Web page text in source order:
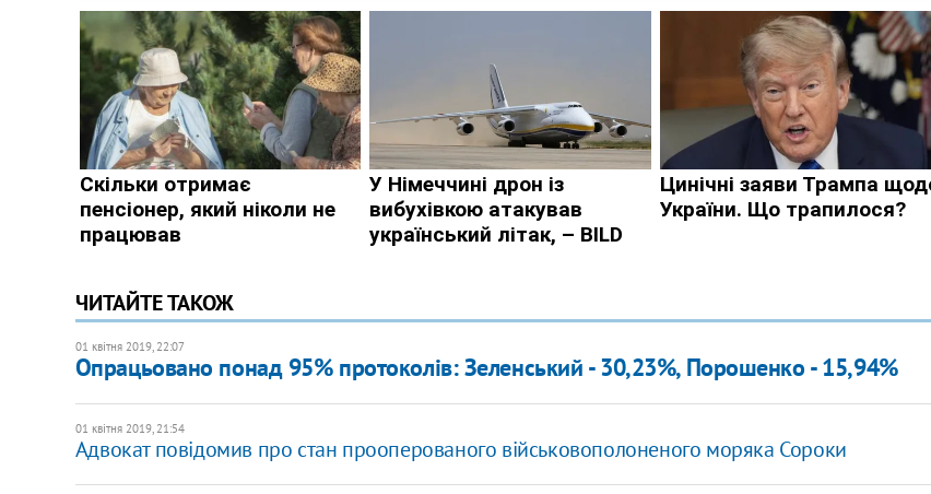
ЧИТАЙТЕ ТАКОЖ
01 квітня 2019, 22:07
Опрацьовано понад 95% протоколів: Зеленський - 30,23%, Порошенко - 15,94%
01 квітня 2019, 21:54
Адвокат повідомив про стан прооперованого військовополоненого моряка Сороки